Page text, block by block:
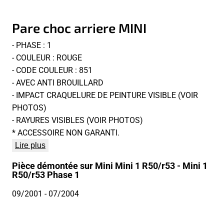
Pare choc arriere MINI
- PHASE : 1
- COULEUR : ROUGE
- CODE COULEUR : 851
- AVEC ANTI BROUILLARD
- IMPACT CRAQUELURE DE PEINTURE VISIBLE (VOIR
PHOTOS)
- RAYURES VISIBLES (VOIR PHOTOS)
* ACCESSOIRE NON GARANTI.
Lire plus
Pièce démontée sur Mini Mini 1 R50/r53 - Mini 1
R50/r53 Phase 1
09/2001 - 07/2004